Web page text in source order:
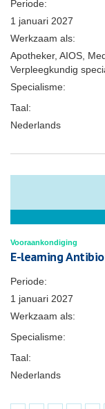
Periode:
1 januari 2027
Werkzaam als:
Apotheker, AIOS,
Verpleegkundig
Specialisme:
Taal:
Nederlands
Vooraankondiging
E-learning
Periode:
1 januari 2027
Werkzaam als:
Specialisme:
Taal:
Nederlands